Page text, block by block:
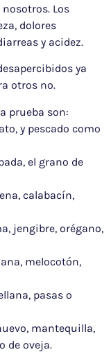
Los
dolores
y acidez.
ya
otros no.
prueba son:
y pescado como
el grano de
calabacín,
jengibre, orégano,
melocotón,
pasas o
mantequilla,
de oveja.